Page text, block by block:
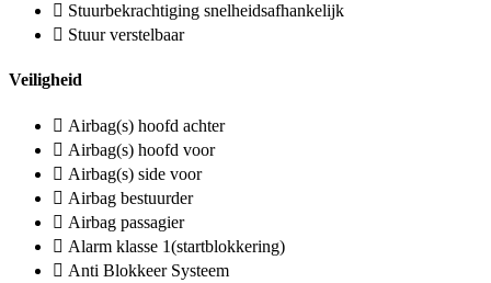
Stuurbekrachtiging snelheidsafhankelijk
Stuur verstelbaar
Veiligheid
Airbag(s) hoofd achter
Airbag(s) hoofd voor
Airbag(s) side voor
Airbag bestuurder
Airbag passagier
Alarm klasse 1(startblokkering)
Anti Blokkeer Systeem